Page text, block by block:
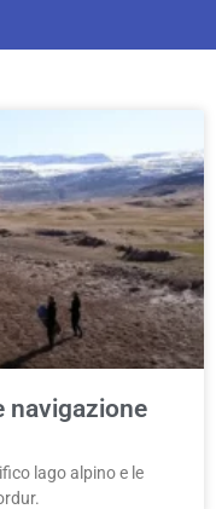
navigazione
lago alpino e le